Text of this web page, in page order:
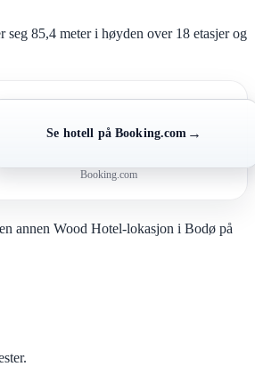
85,4 meter i høyden over 18 etasjer og
Se hotell på Booking.com →
Booking.com
annen Wood Hotel-lokasjon i Bodø på